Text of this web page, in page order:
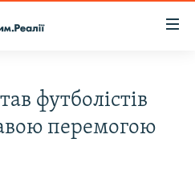
футболістів
перемогою